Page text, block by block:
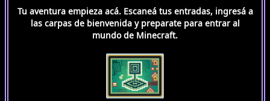
Tu aventura empieza acá. Escaneá tus entradas, ingresá a
las carpas de bienvenida y preparate para entrar al
mundo de Minecraft.